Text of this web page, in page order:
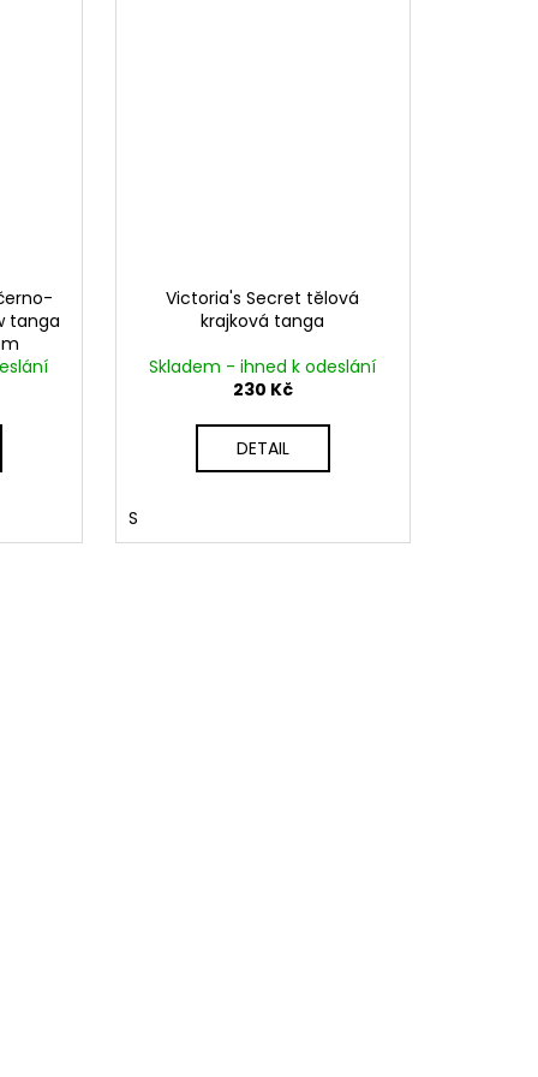
tanga
Victoria's Secret tělová
krajková tanga
Skladem - ihned k odeslání
230 Kč
DETAIL
S